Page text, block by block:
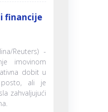
financije
Reuters) -
imovinom
dobit u
ali je
zahvaljujući